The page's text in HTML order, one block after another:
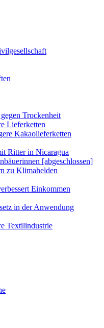
Trockenheit
Lieferketten
Kakaolieferketten
Ritter in Nicaragua
[abgeschlossen]
zu Klimahelden
Einkommen
in der Anwendung
Textilindustrie